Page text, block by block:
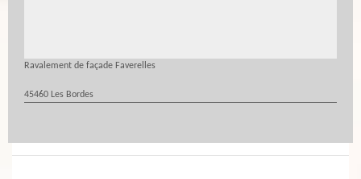
Ravalement de façade Faverelles
45460 Les Bordes